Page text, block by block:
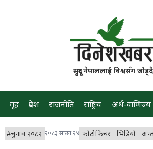
सुदूर नेपाललाई विश्वसँग जोड्दै
गृह प्रदेश राजनीति राष्ट्रिय अर्थ-वाणिज्य
#चुनाव २०८२ २०८३ साउन २४ फोटोफिचर भिडियो